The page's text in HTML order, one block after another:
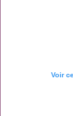
Voir